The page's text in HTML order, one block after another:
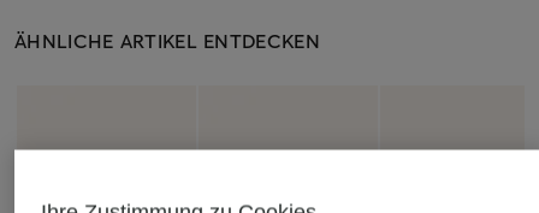
ÄHNLICHE ARTIKEL ENTDECKEN